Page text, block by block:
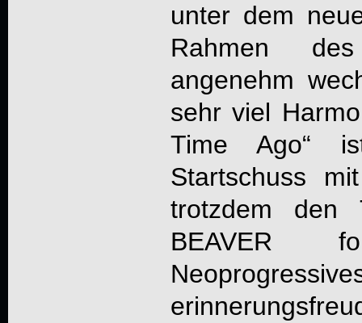
unter dem
Rahmen
angenehm
sehr viel
Time Ago“
Startschuss
trotzdem den
BEAVER